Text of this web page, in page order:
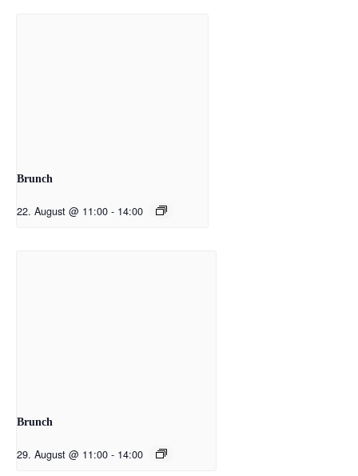
Brunch
22. August @ 11:00 - 14:00
Brunch
29. August @ 11:00 - 14:00